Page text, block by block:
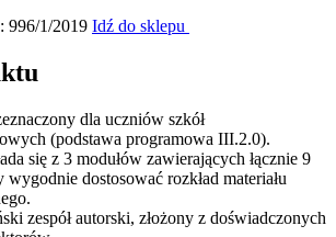
996/1/2019 Idź do sklepu
dla uczniów szkół
(podstawa programowa III.2.0).
się z 3 modułów zawierających łącznie 9
dostosować rozkład materiału
zespół autorski, złożony z doświadczonych